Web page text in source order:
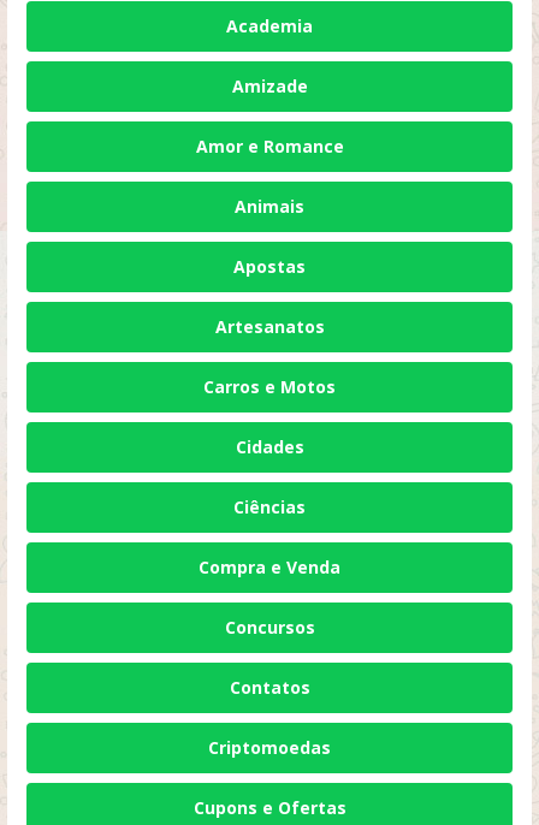
Academia
Amizade
Amor e Romance
Animais
Apostas
Artesanatos
Carros e Motos
Cidades
Ciências
Compra e Venda
Concursos
Contatos
Criptomoedas
Cupons e Ofertas